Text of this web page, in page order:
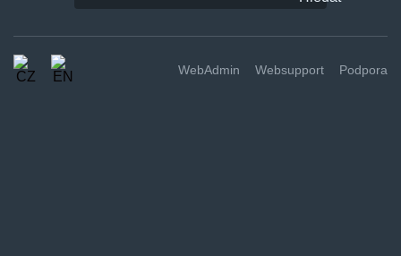
WebAdmin Websupport Podpora